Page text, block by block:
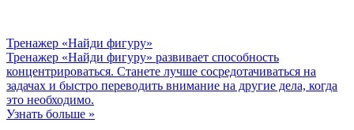
Тренажер «Найди фигуру»
Тренажер «Найди фигуру» развивает способность
концентрироваться. Станете лучше сосредотачиваться на
задачах и быстро переводить внимание на другие дела, когда
это необходимо.
Узнать больше »